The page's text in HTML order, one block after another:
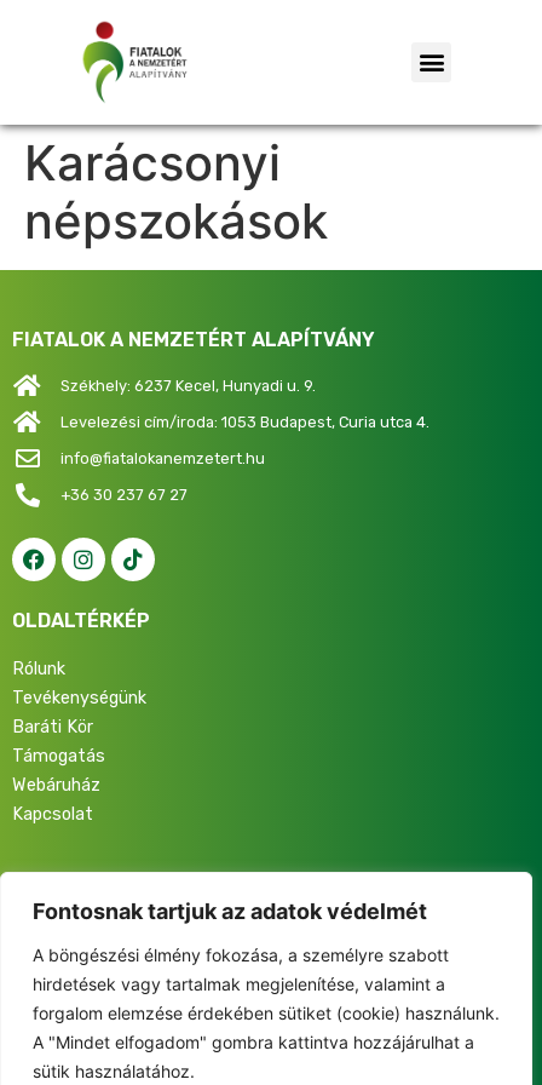
Fontosnak tartjuk az adatok védelmét
A böngészési élmény fokozása, a személyre szabott
hirdetések vagy tartalmak megjelenítése, valamint a
forgalom elemzése érdekében sütiket (cookie) használunk.
A "Mindet elfogadom" gombra kattintva hozzájárulhat a
sütik használatához.
Karácsonyi
népszokások
FIATALOK A NEMZETÉRT ALAPÍTVÁNY
Székhely: 6237 Kecel, Hunyadi u. 9.
Levelezési cím/iroda: 1053 Budapest, Curia utca 4.
info@fiatalokanemzetert.hu
+36 30 237 67 27
OLDALTÉRKÉP
Rólunk
Tevékenységünk
Baráti Kör
Támogatás
Webáruház
Kapcsolat
eseményeinkről és közösségünk életéről!
This site is protected by reCAPTCHA and the Google
Privacy Policy